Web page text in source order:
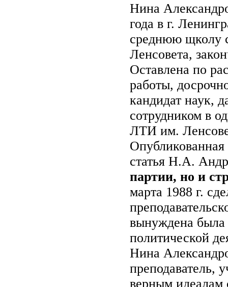
Нина
года в г.
среднюю щколу
Ленсовета,
Оставлена по
работы,
кандидат наук,
сотрудником в
ЛТИ им.
Опубликованная
статья Н.А.
партии, но и
марта 1988 г.
вынуждена была
политической
Нина
преподаватель,
верным идеалам